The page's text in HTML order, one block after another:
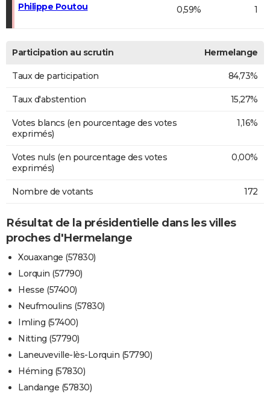
Philippe Poutou 0,59% 1
Participation au scrutin Hermelange
Taux de participation 84,73%
Taux d'abstention 15,27%
Votes blancs (en pourcentage des votes
exprimés)
1,16%
Votes nuls (en pourcentage des votes
exprimés)
0,00%
Nombre de votants 172
Résultat de la présidentielle dans les villes
proches d'Hermelange
Xouaxange (57830)
Lorquin (57790)
Hesse (57400)
Neufmoulins (57830)
Imling (57400)
Nitting (57790)
Laneuveville-lès-Lorquin (57790)
Héming (57830)
Landange (57830)